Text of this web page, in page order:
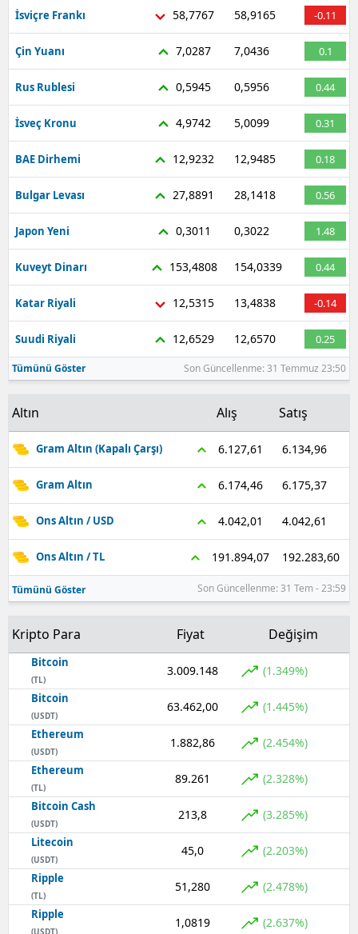
İsviçre Frankı 58,7767 58,9165 -0.11
Çin Yuanı 7,0287 7,0436 0.1
Rus Rublesi 0,5945 0,5956 0.44
İsveç Kronu 4,9742 5,0099 0.31
BAE Dirhemi 12,9232 12,9485 0.18
Bulgar Levası 27,8891 28,1418 0.56
Japon Yeni 0,3011 0,3022 1.48
Kuveyt Dinarı 153,4808 154,0339 0.44
Katar Riyali 12,5315 13,4838 -0.14
Suudi Riyali 12,6529 12,6570 0.25
Tümünü Göster Son Güncellenme: 31 Temmuz 23:50
Altın Alış Satış
Gram Altın (Kapalı Çarşı) 6.127,61 6.134,96
Gram Altın 6.174,46 6.175,37
Ons Altın / USD 4.042,01 4.042,61
Ons Altın / TL 191.894,07 192.283,60
Tümünü Göster Son Güncellenme: 31 Tem - 23:59
Kripto Para Fiyat Değişim
Bitcoin
(TL)
3.009.148 (1.349%)
Bitcoin
(USDT)
63.462,00 (1.445%)
Ethereum
(USDT)
1.882,86 (2.454%)
Ethereum
(TL)
89.261 (2.328%)
Bitcoin Cash
(USDT)
213,8 (3.285%)
Litecoin
(USDT)
45,0 (2.203%)
Ripple
(TL)
51,280 (2.478%)
Ripple
(USDT)
1,0819 (2.637%)